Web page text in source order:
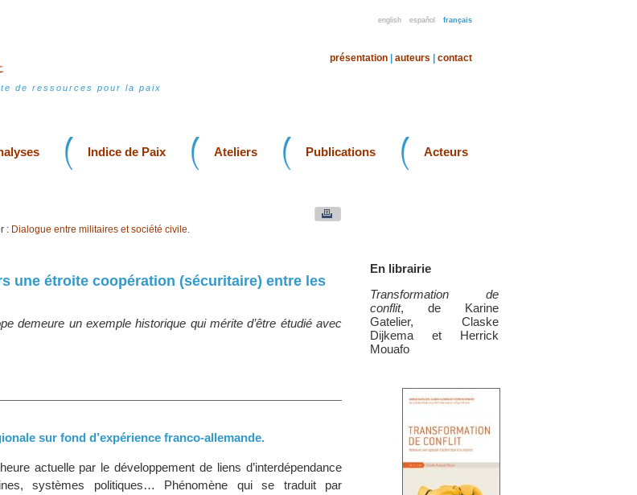
english español français
de ressources pour la paix
présentation auteurs contact
Indice de Paix Ateliers Publications Acteurs
En librairie
Transformation de
conflit, de Karine
Gatelier, Claske
Dijkema et Herrick
Mouafo
: Dialogue entre militaires et société civile.
une étroite coopération (sécuritaire) entre les
demeure un exemple historique qui mérite d’être étudié avec
sur fond d’expérience franco-allemande.
actuelle par le développement de liens d’interdépendance
systèmes politiques… Phénomène qui se traduit par